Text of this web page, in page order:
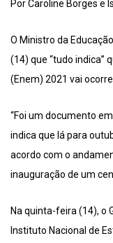
Por Caroline Borges e
O Ministro da
(14) que “tudo indica”
(Enem) 2021 vai
“Foi um documento
indica que lá para
acordo com o
inauguração de um
Na quinta-feira (14), o
Instituto Nacional de